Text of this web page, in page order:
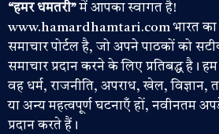
“हमर धमतरी”में आपका स्वागत है!
www.hamardhamtari.com भारत का
समाचार पोर्टल है, जो अपने पाठकों को
समाचार प्रदान करने के लिए प्रतिबद्ध है।
वह धर्म, राजनीति, अपराध, खेल, विज्ञान,
या अन्य महत्वपूर्ण घटनाएँ हों, नवीनतम
प्रदान करते हैं।